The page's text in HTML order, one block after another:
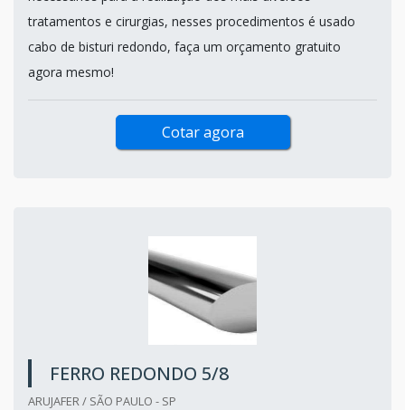
tratamentos e cirurgias, nesses procedimentos é usado
cabo de bisturi redondo, faça um orçamento gratuito
agora mesmo!
Cotar agora
FERRO REDONDO 5/8
ARUJAFER / SÃO PAULO - SP